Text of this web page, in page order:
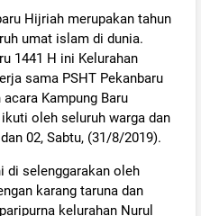
Hijriah merupakan tahun
umat islam di dunia.
1441 H ini Kelurahan
sama PSHT Pekanbaru
Kampung Baru
oleh seluruh warga dan
02, Sabtu, (31/8/2019).
di selenggarakan oleh
karang taruna dan
kelurahan Nurul